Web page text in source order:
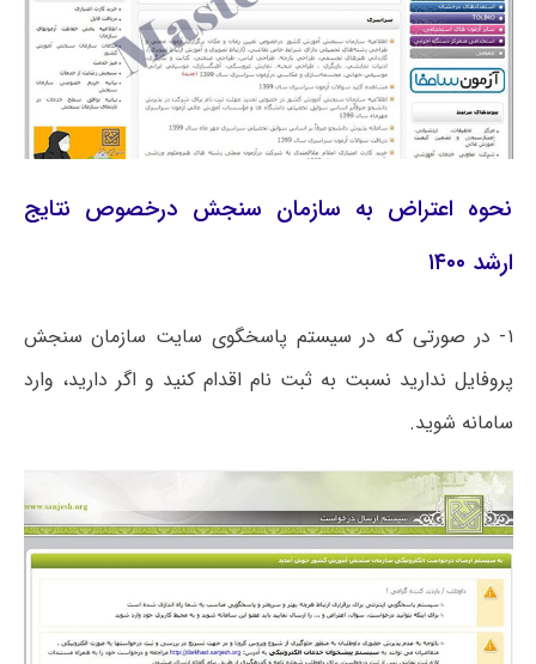
نحوه اعتراض به سازمان سنجش درخصوص نتایج
ارشد ۱۴۰۰
۱- در صورتی که در سیستم پاسخگوی سایت سازمان سنجش
پروفایل ندارید نسبت به ثبت نام اقدام کنید و اگر دارید، وارد
سامانه شوید.